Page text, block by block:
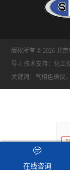
版权所有 © 2026 北
号-1 技术支持： 化工
关键词：气相色谱仪
在线咨询